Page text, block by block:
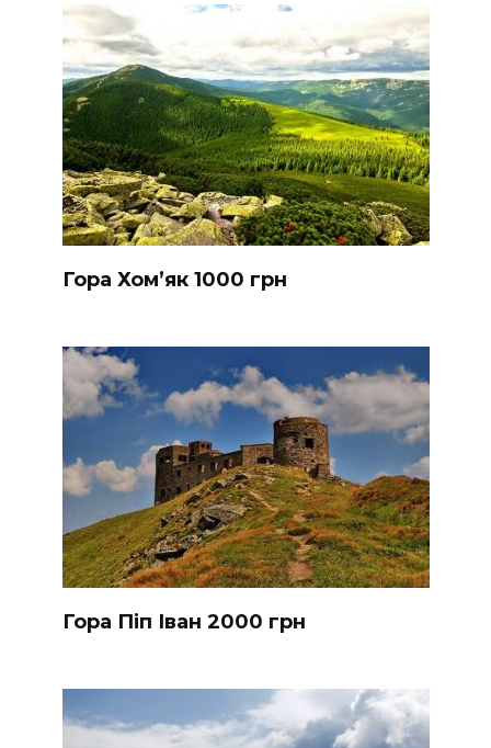
Гора Хом’як 1000 грн
Гора Піп Іван 2000 грн